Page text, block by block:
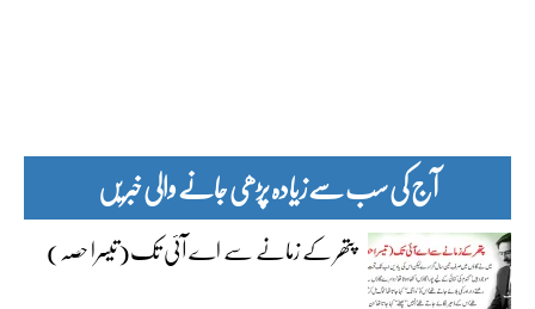
آج کی سب سے زیادہ پڑھی جانے والی خبریں
پتھر کے زمانے سے اے آئی تک(تیسرا حصہ)